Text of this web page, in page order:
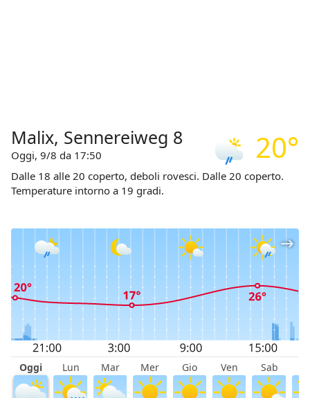
20°
Malix, Sennereiweg 8
Oggi, 9/8 da 17:50
Dalle 18 alle 20 coperto, deboli rovesci. Dalle 20 coperto.
Temperature intorno a 19 gradi.
Oggi Lun Mar Mer Gio Ven Sab